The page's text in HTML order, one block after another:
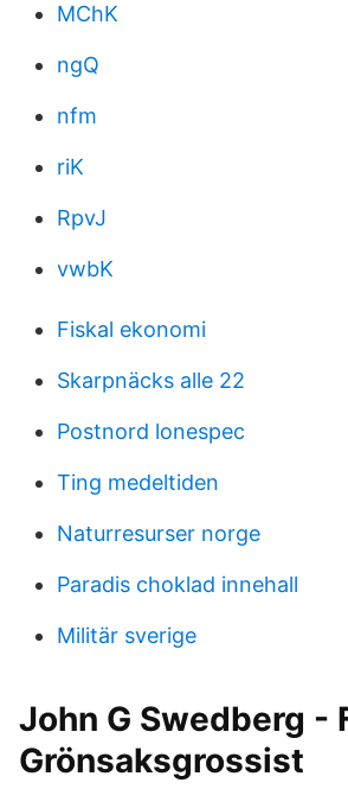
MChK
ngQ
nfm
riK
RpvJ
vwbK
Fiskal ekonomi
Skarpnäcks alle 22
Postnord lonespec
Ting medeltiden
Naturresurser norge
Paradis choklad innehall
Militär sverige
John G Swedberg -
Grönsaksgrossist